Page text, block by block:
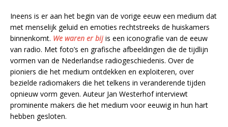
Ineens is er aan het begin van de vorige eeuw een medium dat
met menselijk geluid en emoties rechtstreeks de huiskamers
binnenkomt. We waren er bij is een iconografie van de eeuw
van radio. Met foto’s en grafische afbeeldingen die de tijdlijn
vormen van de Nederlandse radiogeschiedenis. Over de
pioniers die het medium ontdekken en exploiteren, over
bezielde radiomakers die het telkens in veranderende tijden
opnieuw vorm geven. Auteur Jan Westerhof interviewt
prominente makers die het medium voor eeuwig in hun hart
hebben gesloten.